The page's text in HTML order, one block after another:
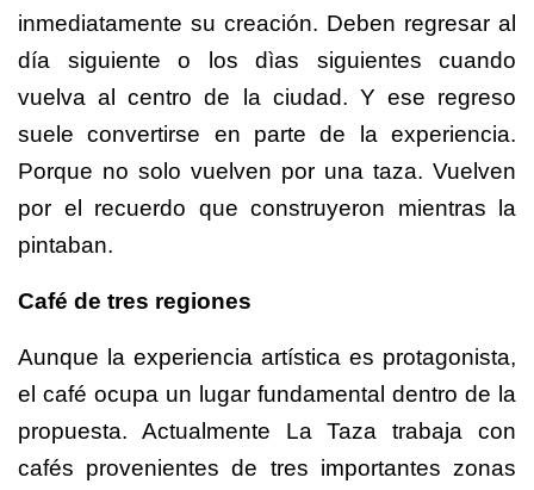
inmediatamente su creación. Deben regresar al
día siguiente o los dìas siguientes cuando
vuelva al centro de la ciudad. Y ese regreso
suele convertirse en parte de la experiencia.
Porque no solo vuelven por una taza. Vuelven
por el recuerdo que construyeron mientras la
pintaban.
Café de tres regiones
Aunque la experiencia artística es protagonista,
el café ocupa un lugar fundamental dentro de la
propuesta. Actualmente La Taza trabaja con
cafés provenientes de tres importantes zonas